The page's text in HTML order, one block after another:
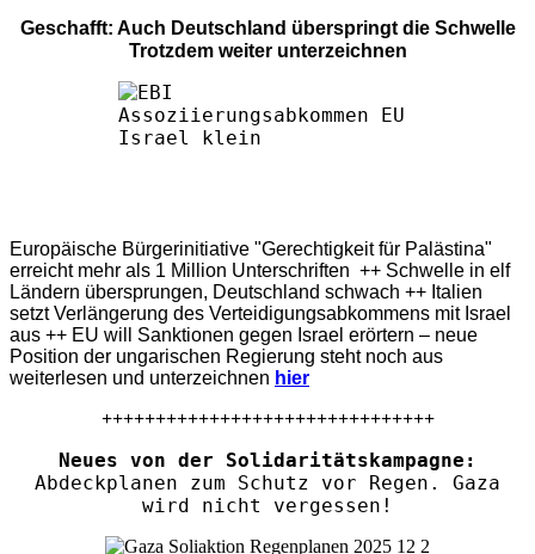
Geschafft: Auch Deutschland überspringt die Schwelle
Trotzdem weiter unterzeichnen
Europäische Bürgerinitiative "Gerechtigkeit für Palästina"
erreicht mehr als 1 Million Unterschriften ++ Schwelle in elf
Ländern übersprungen, Deutschland schwach ++ Italien
setzt Verlängerung des Verteidigungsabkommens mit Israel
aus ++ EU will Sanktionen gegen Israel erörtern – neue
Position der ungarischen Regierung steht noch aus
weiterlesen und unterzeichnen hier
+++++++++++++++++++++++++++++++
Neues von der Solidaritätskampagne:
Abdeckplanen zum Schutz vor Regen. Gaza
wird nicht vergessen!